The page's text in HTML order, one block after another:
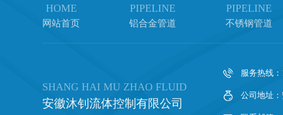
HOME
网站首页
PIPELINE
铝合金管道
PIPELINE
不锈钢管道
SHANG HAI MU ZHAO FLUID
安徽沐钊流体控制有限公司
服务热线：
公司地址